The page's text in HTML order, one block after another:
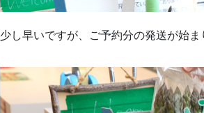
少し早いですが、ご予約分の発送が始ま